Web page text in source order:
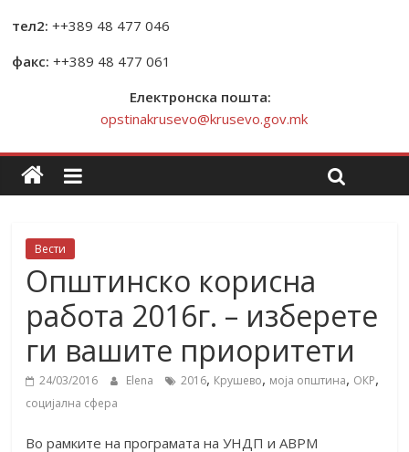
тел2: ++389 48 477 046
факс: ++389 48 477 061
Електронска пошта:
opstinakrusevo@krusevo.gov.mk
Вести
Општинско корисна
работа 2016г. – изберете
ги вашите приоритети
24/03/2016 Elena 2016, Крушево, моја општина, ОКР,
социјална сфера
Во рамките на програмата на УНДП и АВРМ